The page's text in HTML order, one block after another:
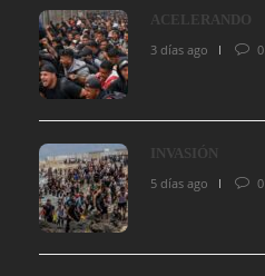
ACELERANDO
3 días ago
0
INVASIÓN
5 días ago
0